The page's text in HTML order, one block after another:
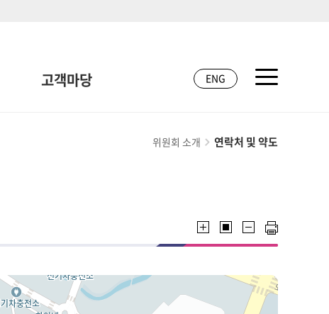
고객마당 ENG
위원회 소개 연락처 및 약도